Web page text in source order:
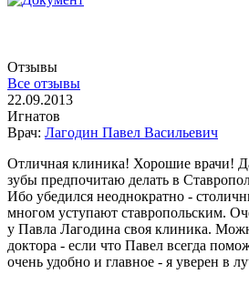
Отзывы
Все отзывы
22.09.2013
Игнатов
Врач: Лагодин Павел Васильевич
Отличная клиника! Хорошие врачи!
зубы предпочитаю делать в
Ибо убедился неоднократно -
многом уступают ставропольским.
у Павла Лагодина своя клиника.
доктора - если что Павел всегда
очень удобно и главное - я уверен в